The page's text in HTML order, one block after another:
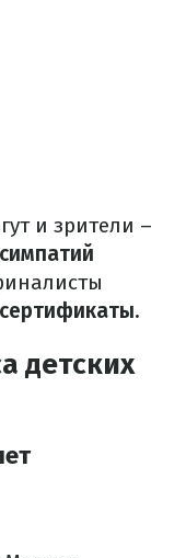
и зрители –
детских